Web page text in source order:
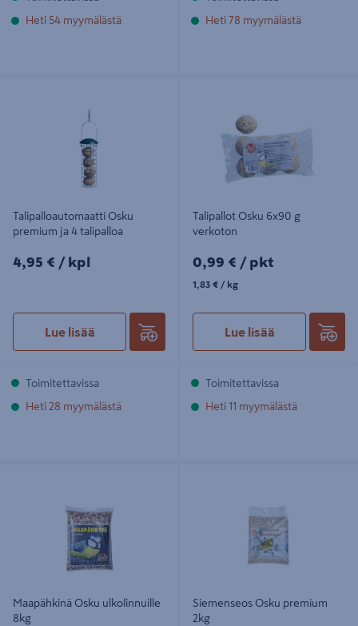
Heti 54 myymälästä Heti 78 myymälästä
Talipalloautomaatti Osku
premium ja 4 talipalloa
4,95€/kpl
4,95 € / kpl
Lue lisää
Toimitettavissa
Heti 28 myymälästä
Talipallot Osku 6x90 g
verkoton
0,99€/pkt
0,99 € / pkt
1,83€/kg
1,83 € / kg
Lue lisää
Toimitettavissa
Heti 11 myymälästä
Maapähkinä Osku ulkolinnuille
8kg
Siemenseos Osku premium
2kg